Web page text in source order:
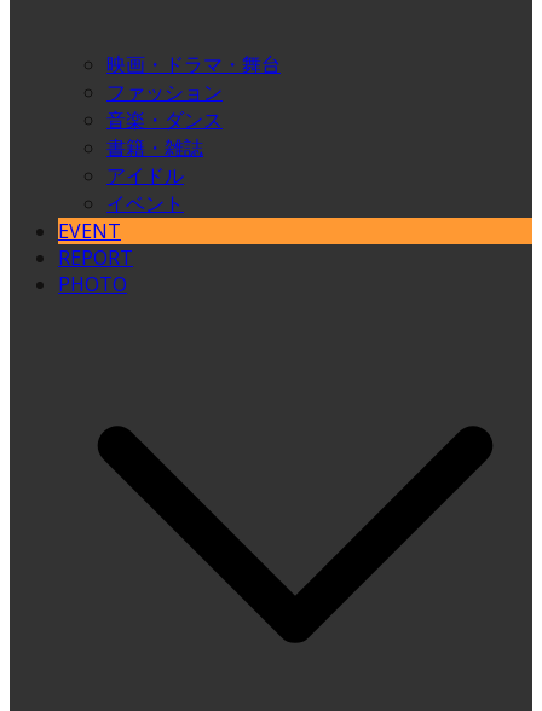
映画・ドラマ・舞台
ファッション
音楽・ダンス
書籍・雑誌
アイドル
イベント
EVENT
REPORT
PHOTO